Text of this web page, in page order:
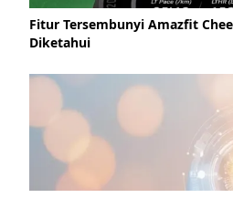
Fitur Tersembunyi Amazfit
Diketahui